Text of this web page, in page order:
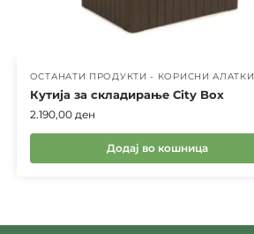
ОСТАНАТИ ПРОДУКТИ - КОРИСНИ АЛАТКИ
Кутија за складирање City Box
2.190,00 ден
Додај во кошница